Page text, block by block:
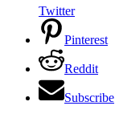
Twitter
Pinterest
Reddit
Subscribe